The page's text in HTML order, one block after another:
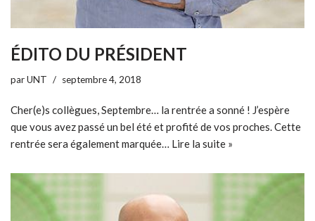
ÉDITO DU PRÉSIDENT
parUNT septembre 4, 2018
Cher(e)s collègues, Septembre… la rentrée a sonné ! J’espère
que vous avez passé un bel été et profité de vos proches. Cette
rentrée sera également marquée… Lire la suite »